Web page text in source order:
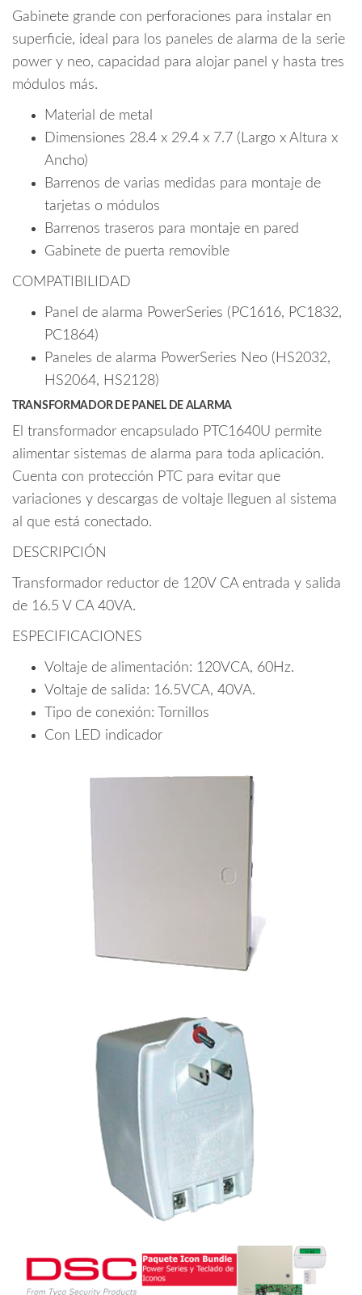
Gabinete grande con perforaciones para instalar en
superficie, ideal para los paneles de alarma de la serie
power y neo, capacidad para alojar panel y hasta tres
módulos más.
Material de metal
Dimensiones 28.4 x 29.4 x 7.7 (Largo x Altura x
Ancho)
Barrenos de varias medidas para montaje de
tarjetas o módulos
Barrenos traseros para montaje en pared
Gabinete de puerta removible
COMPATIBILIDAD
Panel de alarma PowerSeries (PC1616, PC1832,
PC1864)
Paneles de alarma PowerSeries Neo (HS2032,
HS2064, HS2128)
TRANSFORMADOR DE PANEL DE ALARMA
El transformador encapsulado PTC1640U permite
alimentar sistemas de alarma para toda aplicación.
Cuenta con protección PTC para evitar que
variaciones y descargas de voltaje lleguen al sistema
al que está conectado.
DESCRIPCIÓN
Transformador reductor de 120V CA entrada y salida
de 16.5 V CA 40VA.
ESPECIFICACIONES
Voltaje de alimentación: 120VCA, 60Hz.
Voltaje de salida: 16.5VCA, 40VA.
Tipo de conexión: Tornillos
Con LED indicador